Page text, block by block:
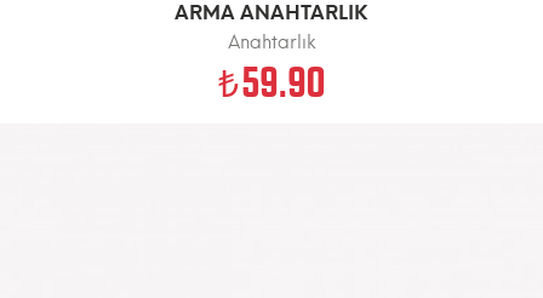
ARMA ANAHTARLIK
Anahtarlık
59.90